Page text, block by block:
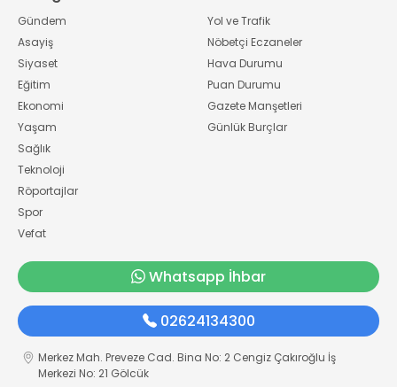
Gündem
Asayiş
Siyaset
Eğitim
Ekonomi
Yaşam
Sağlık
Teknoloji
Röportajlar
Spor
Vefat
Yol ve Trafik
Nöbetçi Eczaneler
Hava Durumu
Puan Durumu
Gazete Manşetleri
Günlük Burçlar
Whatsapp İhbar
02624134300
Merkez Mah. Preveze Cad. Bina No: 2 Cengiz Çakıroğlu İş
Merkezi No: 21 Gölcük